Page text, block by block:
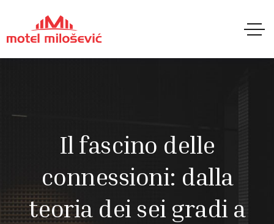
Il fascino delle
connessioni: dalla
teoria dei sei gradi a